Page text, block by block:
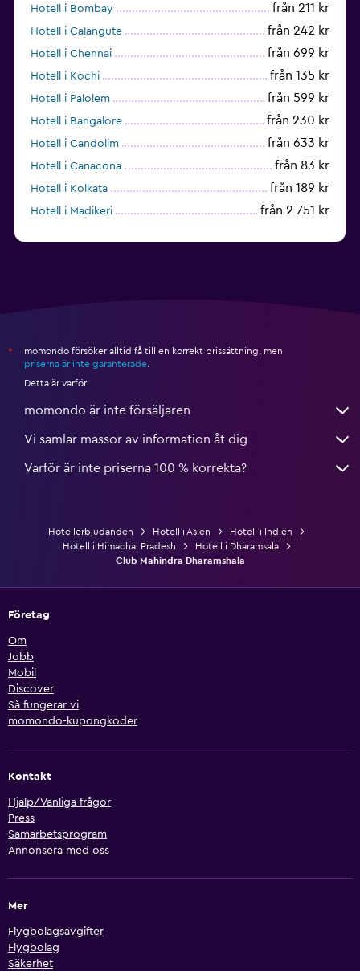
Hotell i Bombay från 211 kr
Hotell i Calangute från 242 kr
Hotell i Chennai från 699 kr
Hotell i Kochi från 135 kr
Hotell i Palolem från 599 kr
Hotell i Bangalore från 230 kr
Hotell i Candolim från 633 kr
Hotell i Canacona från 83 kr
Hotell i Kolkata från 189 kr
Hotell i Madikeri från 2 751 kr
*
momondo försöker alltid få till en korrekt prissättning, men
priserna är inte garanterade
Detta är varför:
momondo är inte försäljaren
Vi samlar massor av information åt dig
Varför är inte priserna 100 % korrekta?
Hotellerbjudanden Hotell i Asien
Hotell i Indien
Hotell i Himachal Pradesh
Hotell i Dharamsala
Club Mahindra Dharamshala
Företag
Om
Jobb
Mobil
Discover
Så fungerar vi
momondo-kupongkoder
Kontakt
Hjälp/Vanliga frågor
Press
Samarbetsprogram
Annonsera med oss
Mer
Flygbolagsavgifter
Flygbolag
Säkerhet